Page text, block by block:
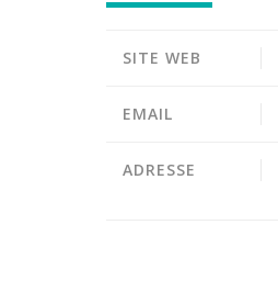
SITE WEB
EMAIL
ADRESSE